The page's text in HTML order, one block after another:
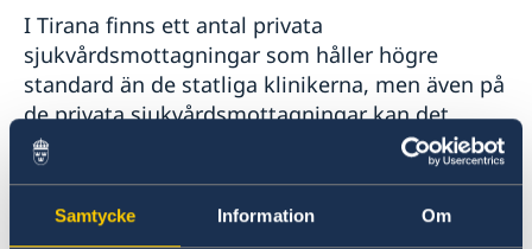
Samtycke Information Om
Registrera nyfödd utomlands
Försäkringsskydd
Resa i Albanien
Övriga upplysningar
Om olyckan är framme
Inför resan
Resa med läkemedel
Resa med husdjur
Pass och ID-kort
Utvecklingssamarbete
Samarbetspartners
Dataskyddspolicy för utlandsmyndigheten
I Tirana finns ett antal privata
sjukvårdsmottagningar som håller högre
standard än de statliga klinikerna, men även på
de privata sjukvårdsmottagningar kan det
finnas brister.
Sjukhus/klinker med engelsktalande personal: